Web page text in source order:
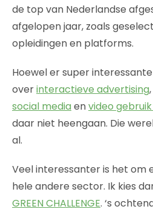
de top van Nederlandse
afgelopen jaar, zoals
opleidingen en platforms.
Hoewel er super
overinteractieve advertising,
social media envideo
daar niet heengaan. Die
al.
Veel interessanter is het om
hele andere sector. Ik kies
GREEN CHALLENGE. ‘s